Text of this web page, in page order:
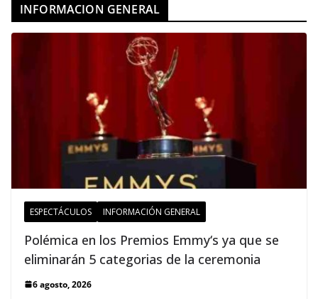
INFORMACION GENERAL
ESPECTÁCULOS INFORMACIÓN GENERAL
Polémica en los Premios Emmy‘s ya que se
eliminarán 5 categorias de la ceremonia
6 agosto, 2026